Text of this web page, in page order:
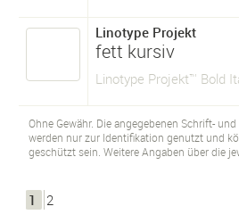
Linotype Projekt
fett kursiv
Linotype Projekt™ Bold
Ohne Gewähr. Die angegebenen Schrift-
werden nur zur Identifikation genutzt und
geschützt sein. Weitere Angaben über die
1 2